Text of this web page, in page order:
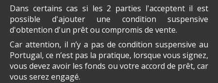
Dans certains cas si les 2 parties l'acceptent il est
possible d'ajouter une condition suspensive
d'obtention d'un prêt ou compromis de vente.
Car attention, il n’y a pas de condition suspensive au
Portugal, ce n’est pas la pratique, lorsque vous signez,
vous devez avoir les fonds ou votre accord de prêt, car
vous serez engagé.